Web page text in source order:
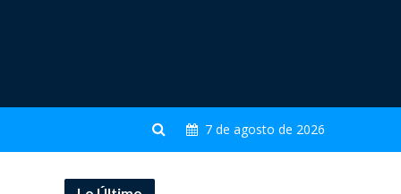
7 de agosto de 2026